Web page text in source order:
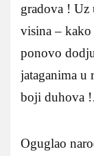
gradova ! Uz
visina – kako
ponovo
jataganima u
boji duhova
Oguglao